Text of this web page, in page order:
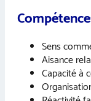
Sens
Aisance
Capacité à